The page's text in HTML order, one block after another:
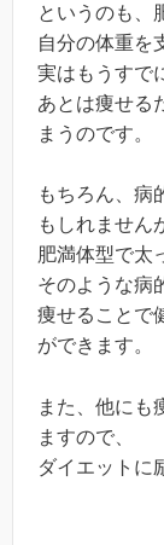
というのも、
自分の体重を
実はもうすで
あとは痩せる
まうのです。
もちろん、病
もしれません
肥満体型で太
そのような病
痩せることで
ができます。
また、他にも
ますので、
ダイエットに